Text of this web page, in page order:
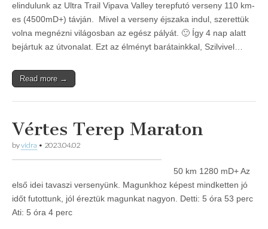
elindulunk az Ultra Trail Vipava Valley terepfutó verseny 110 km-
es (4500mD+) távján. Mivel a verseny éjszaka indul, szerettük
volna megnézni világosban az egész pályát. 🙂 Így 4 nap alatt
bejártuk az útvonalat. Ezt az élményt barátainkkal, Szilvivel…
Read more →
Vértes Terep Maraton
byvidra • 2023.04.02
50 km 1280 mD+ Az
első idei tavaszi versenyünk. Magunkhoz képest mindketten jó
időt futottunk, jól éreztük magunkat nagyon. Detti: 5 óra 53 perc
Ati: 5 óra 4 perc